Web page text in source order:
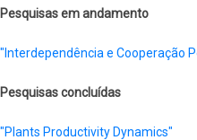
Argentinas
nos
Estados
Pesquisas em andamento
"Interdependência e Cooperação
Pesquisas concluídas
"Plants Productivity Dynamics"